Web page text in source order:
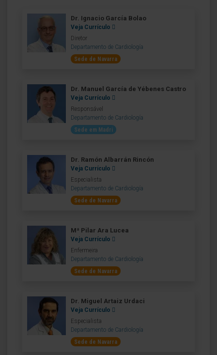
Dr. Ignacio García Bolao
Veja Currículo
Diretor
Departamento de Cardiología
Sede de Navarra
Dr. Manuel García de Yébenes Castro
Veja Currículo
Responsável
Departamento de Cardiología
Sede em Madri
Dr. Ramón Albarrán Rincón
Veja Currículo
Especialista
Departamento de Cardiología
Sede de Navarra
Mª Pilar Ara Lucea
Veja Currículo
Enfermeira
Departamento de Cardiología
Sede de Navarra
Dr. Miguel Artaiz Urdaci
Veja Currículo
Especialista
Departamento de Cardiología
Sede de Navarra